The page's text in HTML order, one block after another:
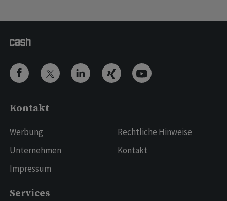
Kontakt
Werbung
Unternehmen
Impressum
Rechtliche Hinweise
Kontakt
Services